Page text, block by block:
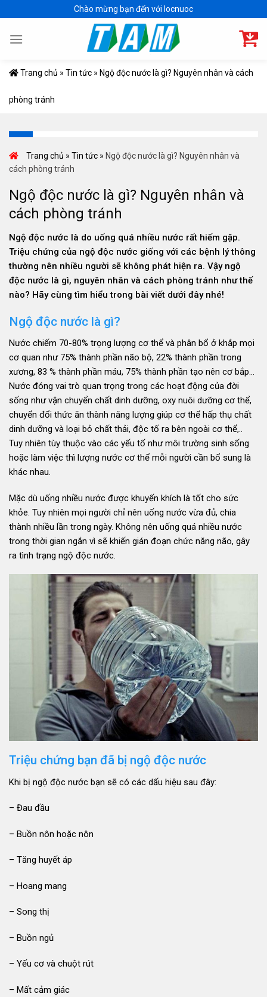
to
content
Chào mừng bạn đến với locnuoc
Trang chủ » Tin tức » Ngộ độc nước là gì? Nguyên nhân và cách
phòng tránh
Trang chủ » Tin tức » Ngộ độc nước là gì? Nguyên nhân và
cách phòng tránh
Ngộ độc nước là gì? Nguyên nhân và
cách phòng tránh
Ngộ độc nước là do uống quá nhiều nước rất hiếm gặp.
Triệu chứng của ngộ độc nước giống với các bệnh lý thông
thường nên nhiều người sẽ không phát hiện ra. Vậy ngộ
độc nước là gì, nguyên nhân và cách phòng tránh như thế
nào? Hãy cùng tìm hiểu trong bài viết dưới đây nhé!
Ngộ độc nước là gì?
Nước chiếm 70-80% trọng lượng cơ thể và phân bổ ở khắp mọi
cơ quan như 75% thành phần não bộ, 22% thành phần trong
xương, 83 % thành phần máu, 75% thành phần tạo nên cơ bắp…
Nước đóng vai trò quan trọng trong các hoạt động của đời
sống như vận chuyển chất dinh dưỡng, oxy nuôi dưỡng cơ thể,
chuyển đổi thức ăn thành năng lượng giúp cơ thể hấp thụ chất
dinh dưỡng và loại bỏ chất thải, độc tố ra bên ngoài cơ thể,..
Tuy nhiên tùy thuộc vào các yếu tố như môi trường sinh sống
hoặc làm việc thì lượng nước cơ thể mỗi người cần bổ sung là
khác nhau.
Mặc dù uống nhiều nước được khuyến khích là tốt cho sức
khỏe. Tuy nhiên mọi người chỉ nên uống nước vừa đủ, chia
thành nhiều lần trong ngày. Không nên uống quá nhiều nước
trong thời gian ngắn vì sẽ khiến gián đoạn chức năng não, gây
ra tình trạng ngộ độc nước.
Triệu chứng bạn đã bị ngộ độc nước
Khi bị ngộ độc nước bạn sẽ có các dấu hiệu sau đây:
– Đau đầu
– Buồn nôn hoặc nôn
– Tăng huyết áp
– Hoang mang
– Song thị
– Buồn ngủ
– Yếu cơ và chuột rút
– Mất cảm giác